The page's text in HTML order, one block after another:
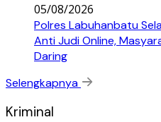
05/08/2026
Polres Labuhanbatu
Anti Judi Online,
Daring
Selengkapnya
Kriminal